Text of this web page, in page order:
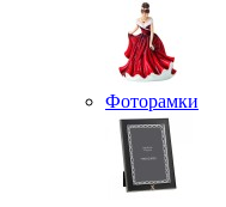
Фоторамки